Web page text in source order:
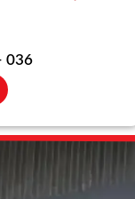
036